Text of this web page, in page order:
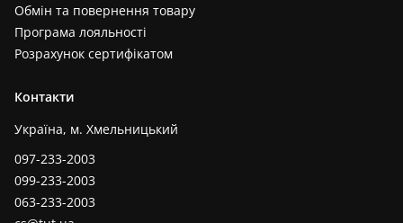
Обмін та повернення товару
Програма лояльності
Розрахунок сертифікатом
Контакти
Україна, м. Хмельницький
097-233-2003
099-233-2003
063-233-2003